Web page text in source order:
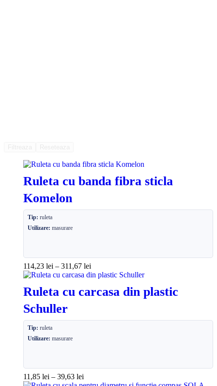
Ruleta cu banda fibra sticla
Komelon
Tip: ruleta
Utilizare: masurare
114,23 lei – 311,67 lei
Ruleta cu carcasa din plastic
Schuller
Tip: ruleta
Utilizare: masurare
11,85 lei – 39,63 lei